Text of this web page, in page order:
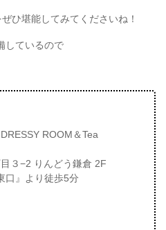
ひ堪能してみてくださいね！
しているので
ROOM＆Tea
３−2 りんどう鎌倉 2F
口』より徒歩5分